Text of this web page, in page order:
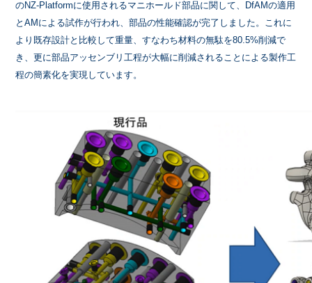
のNZ-Platformに使用されるマニホールド部品に関して、DfAMの適用
とAMによる試作が行われ、部品の性能確認が完了しました。これに
より既存設計と比較して重量、すなわち材料の無駄を80.5%削減で
き、更に部品アッセンブリ工程が大幅に削減されることによる製作工
程の簡素化を実現しています。